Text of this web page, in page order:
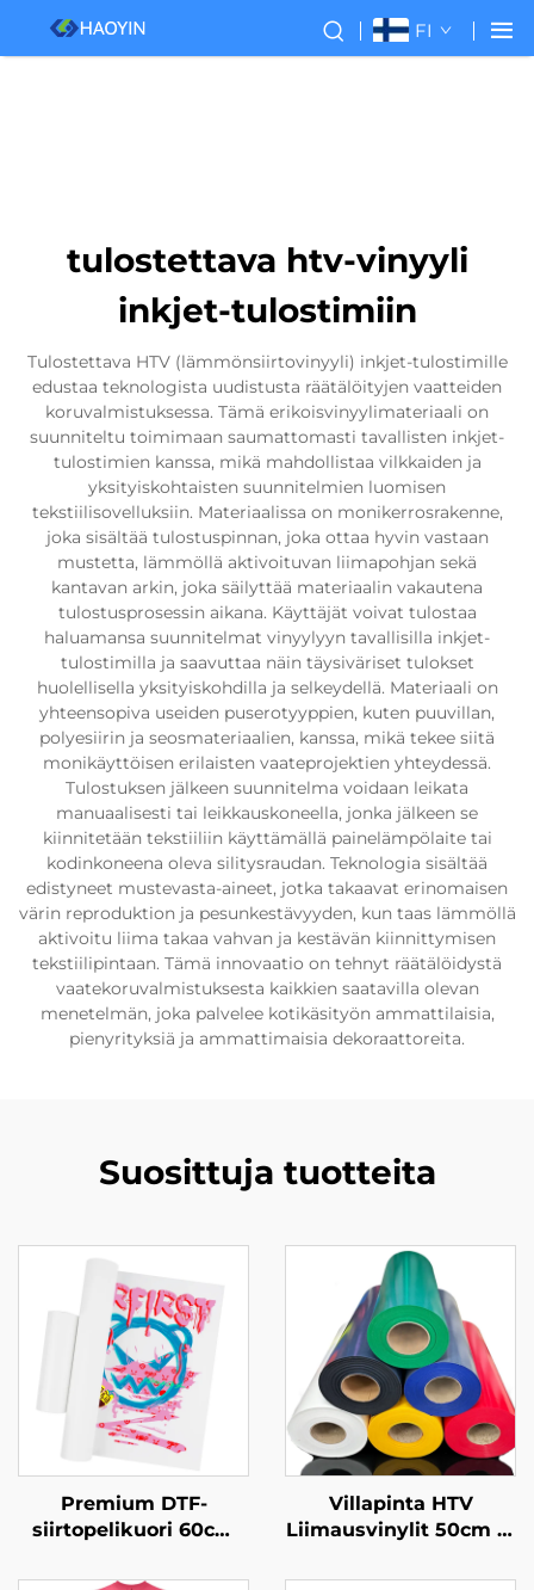
FI
tulostettava htv-vinyyli
inkjet-tulostimiin
Tulostettava HTV (lämmönsiirtovinyyli) inkjet-tulostimille
edustaa teknologista uudistusta räätälöityjen vaatteiden
koruvalmistuksessa. Tämä erikoisvinyylimateriaali on
suunniteltu toimimaan saumattomasti tavallisten inkjet-
tulostimien kanssa, mikä mahdollistaa vilkkaiden ja
yksityiskohtaisten suunnitelmien luomisen
tekstiilisovelluksiin. Materiaalissa on monikerrosrakenne,
joka sisältää tulostuspinnan, joka ottaa hyvin vastaan
mustetta, lämmöllä aktivoituvan liimapohjan sekä
kantavan arkin, joka säilyttää materiaalin vakautena
tulostusprosessin aikana. Käyttäjät voivat tulostaa
haluamansa suunnitelmat vinyylyyn tavallisilla inkjet-
tulostimilla ja saavuttaa näin täysiväriset tulokset
huolellisella yksityiskohdilla ja selkeydellä. Materiaali on
yhteensopiva useiden puserotyyppien, kuten puuvillan,
polyesiirin ja seosmateriaalien, kanssa, mikä tekee siitä
monikäyttöisen erilaisten vaateprojektien yhteydessä.
Tulostuksen jälkeen suunnitelma voidaan leikata
manuaalisesti tai leikkauskoneella, jonka jälkeen se
kiinnitetään tekstiiliin käyttämällä painelämpölaite tai
kodinkoneena oleva silitysraudan. Teknologia sisältää
edistyneet mustevasta-aineet, jotka takaavat erinomaisen
värin reproduktion ja pesunkestävyyden, kun taas lämmöllä
aktivoitu liima takaa vahvan ja kestävän kiinnittymisen
tekstiilipintaan. Tämä innovaatio on tehnyt räätälöidystä
vaatekoruvalmistuksesta kaikkien saatavilla olevan
menetelmän, joka palvelee kotikäsityön ammattilaisia,
pienyrityksiä ja ammattimaisia dekoraattoreita.
Suosittuja tuotteita
Premium DTF-
siirtopelikuori 60cm
Villapinta HTV
Liimausvinylit 50cm T-